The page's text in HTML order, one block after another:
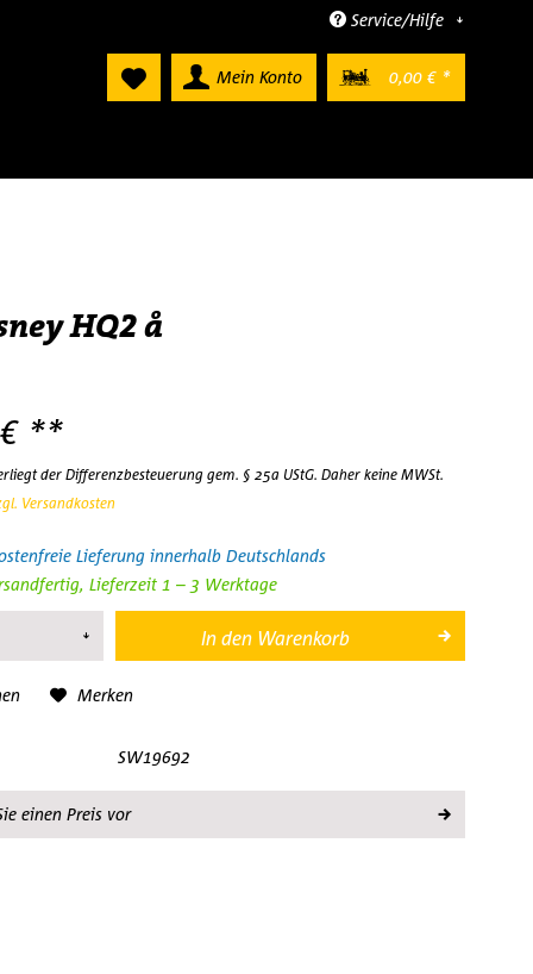
Service/Hilfe
Mein Konto 0,00 € *
HQ2 å
**
der Differenzbesteuerung gem. § 25a UStG. Daher keine MWSt.
Versandkosten
Lieferung innerhalb Deutschlands
Lieferzeit 1 – 3 Werktage
In den Warenkorb
Merken
SW19692
einen Preis vor